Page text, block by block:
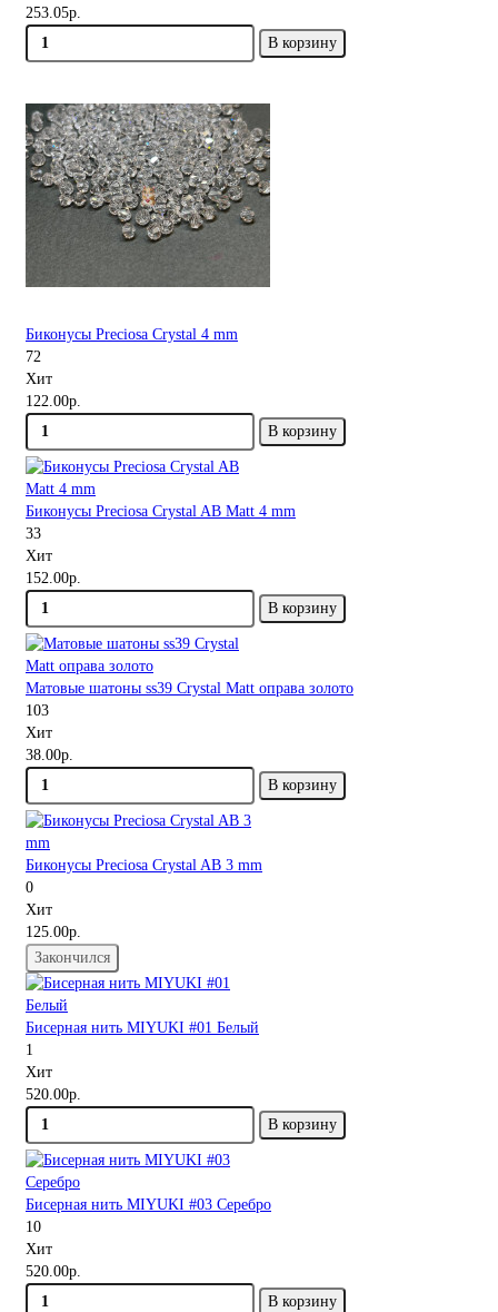
253.05р.
В корзину
Биконусы Preciosa Crystal 4 mm
72
Хит
122.00р.
В корзину
Биконусы Preciosa Crystal AB Matt 4 mm
33
Хит
152.00р.
В корзину
Матовые шатоны ss39 Crystal Matt оправа золото
103
Хит
38.00р.
В корзину
Биконусы Preciosa Crystal AB 3 mm
0
Хит
125.00р.
Закончился
Бисерная нить MIYUKI #01 Белый
1
Хит
520.00р.
В корзину
Бисерная нить MIYUKI #03 Серебро
10
Хит
520.00р.
В корзину